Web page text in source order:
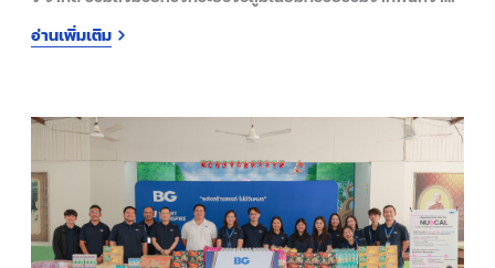
โครงการ “ห่วงแห่งการให้ สร้างก้าวใหม่ให้ชีวิต” เพื่อสนับสนุนการ
เทียมพระราชทาน” มูลนิธิขาเทียม ในสมเด็จพระศรีนครินทราบรม
ราชชนนี
อ่านเพิ่มเติม